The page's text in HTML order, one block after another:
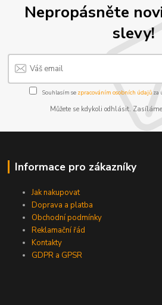
Nepropásněte
slevy!
Souhlasím se zpracováním osobních údajůza
Můžete se kdykoli odhlásit.
Informace pro zákazníky
Jak nakupovat
Doprava a platba
Obchodní podmínky
Reklamační řád
Kontakty
GDPR a GPSR